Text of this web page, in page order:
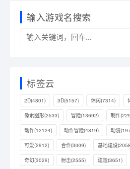
输入游戏名搜索
标签云
2D(4801) 3D(5157) 休闲(7314)
像素图形(2533) 冒险(13692) 制作
动作(12124) 动作冒险(4819) 动漫
可爱(2912) 合作(3009) 基地建设
奇幻(3029) 射击(2555) 建造(3651)